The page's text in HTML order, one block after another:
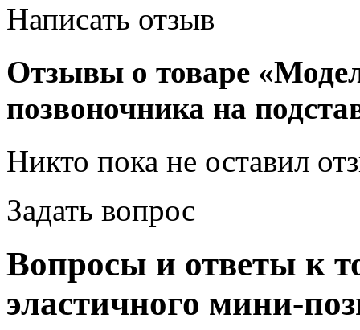
Написать отзыв
Отзывы о товаре
позвоночника на
Никто пока не оставил
Задать вопрос
Вопросы и ответы к
эластичного мини-